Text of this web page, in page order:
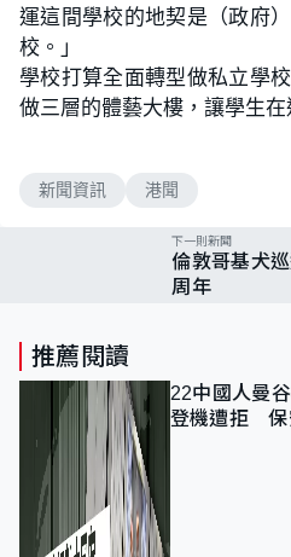
運這間學校的地契是（政府
校。」
學校打算全面轉型做私立學
做三層的體藝大樓，讓學生在
新聞資訊 港聞
下一則新聞
倫敦哥基犬
周年
推薦閱讀
22中國人曼
登機遭拒 保